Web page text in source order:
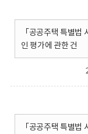
「공공주택 특별
인 평가에 관한 건
「공공주택 특별